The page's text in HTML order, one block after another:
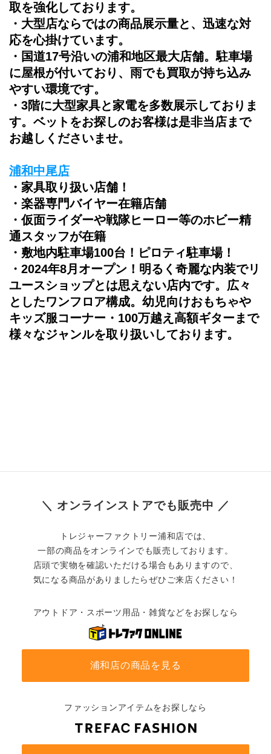
取を強化しております。
・大型店ならではの商品展示量と、迅速な対
応を心掛けています。
・国道17号沿いの浦和地区最大店舗。駐車場
に屋根が付いており、雨でも買取が持ち込み
やすい環境です。
・3階に大型家具と家電を多数展示しておりま
す。ベットをお探しのお客様は是非当店まで
お越しくださいませ。
浦和中尾店
・家具取り扱い店舗！
・楽器専門バイヤー在籍店舗
・仮面ライダーや戦隊ヒーロー等のホビー精
通スタッフが在籍
・敷地内駐車場100台！ピロティ駐車場！
・2024年8月オープン！明るく奇麗な内装でリ
ユースショップとは思えない店内です。広々
としたワンフロア構成。幼児向けおもちゃや
キッズ服コーナー・100万越え高額ギターまで
様々なジャンルを取り扱いしております。
＼ オンラインストアでも販売中 ／
トレジャーファクトリー浦和店では、
一部の商品をオンラインでも販売しております。
店頭で実物を確認いただける場合もありますので、
気になる商品がありましたらぜひご来店ください！
アウトドア・スポーツ用品・雑貨などをお探しなら
浦和店の商品を見る
ファッションアイテムをお探しなら